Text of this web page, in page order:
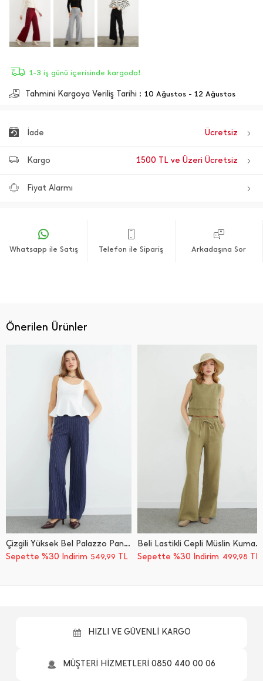
1-3 iş günü içerisinde kargoda!
Tahmini Kargoya Veriliş Tarihi : 10 Ağustos - 12 Ağustos
İade Ücretsiz
Kargo 1500 TL ve Üzeri Ücretsiz
Fiyat Alarmı
Whatsapp ile Satış Telefon ile Sipariş Arkadaşına Sor
Önerilen Ürünler
Çizgili Yüksek Bel Palazzo Pantolon
Sepette %30 İndirim 549,99 TL
Beli Lastikli Cepli Müslin Kumaş Pantolon
Sepette %30 İndirim 499,98 TL
HIZLI VE GÜVENLİ KARGO
MÜŞTERİ HİZMETLERİ 0850 440 00 06